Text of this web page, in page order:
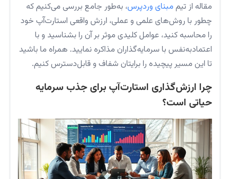
مقاله از تیم مبنای وردپرس، به‌طور جامع بررسی می‌کنیم که
چطور با روش‌های علمی و عملی، ارزش واقعی استارت‌آپ خود
را محاسبه کنید، عوامل کلیدی موثر بر آن را بشناسید و با
اعتمادبه‌نفس با سرمایه‌گذاران مذاکره نمایید. همراه ما باشید
تا این مسیر پیچیده را برایتان شفاف و قابل‌دسترس کنیم.
چرا ارزش‌گذاری استارت‌آپ برای جذب سرمایه
حیاتی است؟